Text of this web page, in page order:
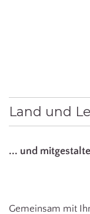
Land und
... und
Gemeinsam mit